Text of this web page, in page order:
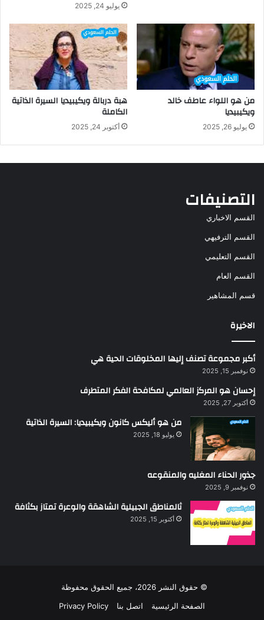
يوليو 24, 2025
من هو اللواء عاطف خالد
ويكيبيديا
يوليو 26, 2025
هبة دربالة ويكيبيديا السيرة الذاتية
الكاملة
أكتوبر 24, 2025
التصنيفات
القسم الاخباري
القسم الترفيهي
القسم التعليمي
القسم العام
قسم المشاهير
الاخيرة
أكبر مجموعة تصنف إليها المخلوقات الحية هي
نوفمبر 15, 2025
إحسان هو المركز العالمي لمكافحة الفكر المتطرف
أكتوبر 27, 2025
من هو أليكس كانون ويكيبيديا: السيرة الذاتية
يوليو 18, 2025
جذور الحناء المغليه والمنقوعه
نوفمبر 9, 2025
ثالمناطق الجبيلية الشاهقة والوعرة تمتاز بكثافة
أكتوبر 15, 2025
© حقوق النشر 2026، جميع الحقوق محفوظة
الصفحة الرئيسية
اتصل بنا Privacy Policy